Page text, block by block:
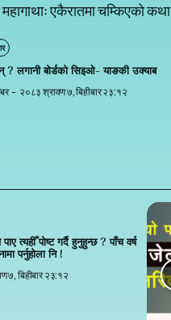
महागाथाः एकैरातमा चम्किएको कथा
? लगानी बोर्डको सिइओ- याङकी उक्याब
- २०८३ श्रावण ७, बिहीबार २३:१२
त्यहीँ पोष्ट गर्दै हुनुहुन्छ ? पाँच वर्ष
पर्नुहाेला नि !
७, बिहीबार २३:१२